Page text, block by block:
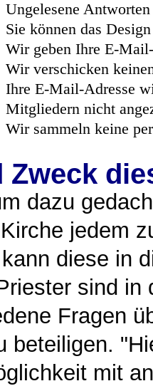
Ungelesene
Sie können das
Wir geben Ihre E-
Wir verschicken
Ihre E-Mail-Adresse
Mitgliedern nicht
Wir sammeln keine
Zweck
dazu
jedem
diese in
sind in
Fragen
beteiligen.
mit